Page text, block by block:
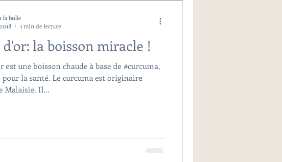
la boisson miracle !
est une boisson chaude à base de #curcuma,
la santé. Le curcuma est originaire
d'Inde et de Malaisie. Il...
la bulle
1 min de lecture